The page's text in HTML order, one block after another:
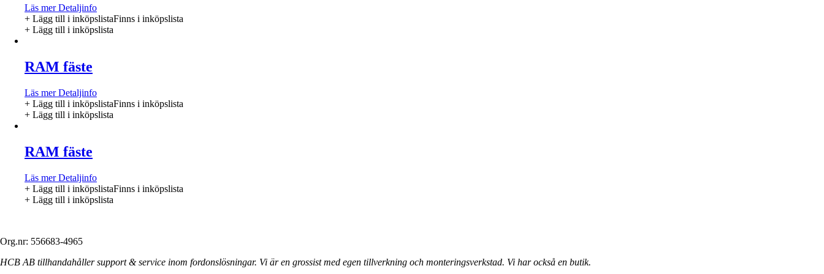
Läs merDetaljinfo
+ Lägg till i inköpslistaFinns i inköpslista
+ Lägg till i inköpslista
RAM fäste
Läs merDetaljinfo
+ Lägg till i inköpslistaFinns i inköpslista
+ Lägg till i inköpslista
RAM fäste
Läs merDetaljinfo
+ Lägg till i inköpslistaFinns i inköpslista
+ Lägg till i inköpslista
Org.nr: 556683-4965
HCB AB tillhandahåller support & service inom fordonslösningar. Vi är en grossist med egen tillverkning och monteringsverkstad. Vi har också en butik.